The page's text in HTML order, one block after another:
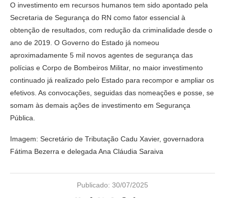
O investimento em recursos humanos tem sido apontado pela
Secretaria de Segurança do RN como fator essencial à
obtenção de resultados, com redução da criminalidade desde o
ano de 2019. O Governo do Estado já nomeou
aproximadamente 5 mil novos agentes de segurança das
polícias e Corpo de Bombeiros Militar, no maior investimento
continuado já realizado pelo Estado para recompor e ampliar os
efetivos. As convocações, seguidas das nomeações e posse, se
somam às demais ações de investimento em Segurança
Pública.
Imagem: Secretário de Tributação Cadu Xavier, governadora
Fátima Bezerra e delegada Ana Cláudia Saraiva
Publicado: 30/07/2025